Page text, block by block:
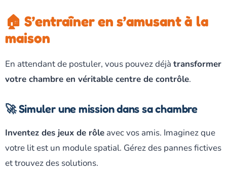
🏠 S’entraîner en s’amusant à la
maison
En attendant de postuler, vous pouvez déjà transformer
votre chambre en véritable centre de contrôle.
🚀 Simuler une mission dans sa chambre
Inventez des jeux de rôle avec vos amis. Imaginez que
votre lit est un module spatial. Gérez des pannes fictives
et trouvez des solutions.